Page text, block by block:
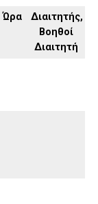
Ώρα
Διαιτητής,
Βοηθοί
Διαιτητή